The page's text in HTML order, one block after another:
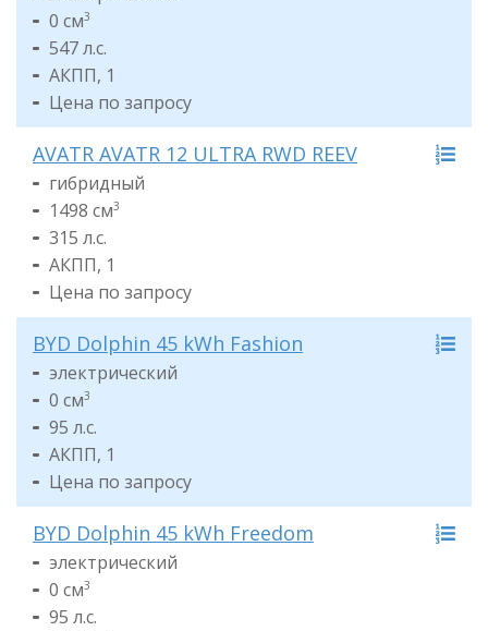
0 см3
547 л.с.
АКПП, 1
Цена по запросу
AVATR AVATR 12 ULTRA RWD REEV
гибридный
1498 см3
315 л.с.
АКПП, 1
Цена по запросу
BYD Dolphin 45 kWh Fashion
электрический
0 см3
95 л.с.
АКПП, 1
Цена по запросу
BYD Dolphin 45 kWh Freedom
электрический
0 см3
95 л.с.